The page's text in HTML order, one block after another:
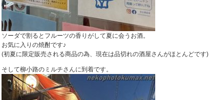
ソーダで割るとフルーツの香りがして夏に会うお酒。
お気に入りの焼酎です♪
(初夏に限定販売される商品の為、現在は品切れの酒屋さんがほとんどです)
そして柳小路のミルチさんに到着です。